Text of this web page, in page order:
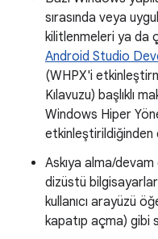
sırasında veya
kilitlenmeleri ya da
Android Studio
(WHPX'i
Kılavuzu) başlıklı
Windows Hiper
etkinleştirildiğinden
Askıya alma/
dizüstü
kullanıcı arayüzü
kapatıp açma) gibi